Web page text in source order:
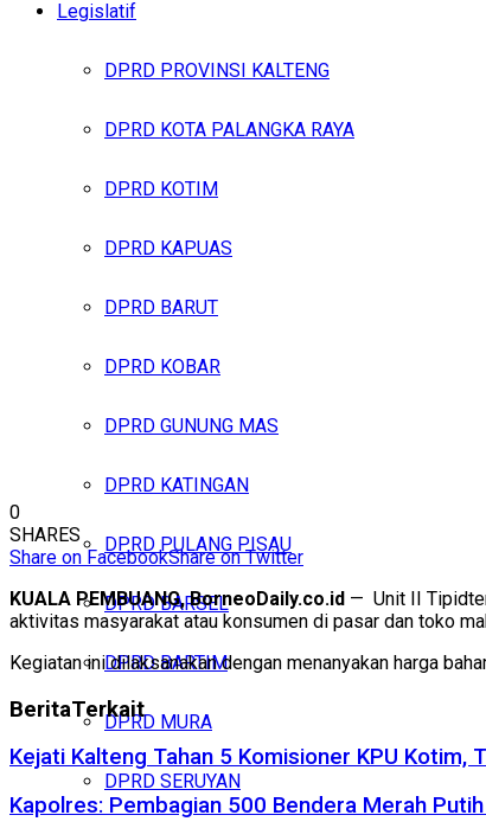
Legislatif
DPRD PROVINSI KALTENG
DPRD KOTA PALANGKA RAYA
DPRD KOTIM
DPRD KAPUAS
DPRD BARUT
DPRD KOBAR
DPRD GUNUNG MAS
DPRD KATINGAN
DPRD PULANG PISAU
DPRD BARSEL
DPRD BARTIM
DPRD MURA
DPRD SERUYAN
0
SHARES
Share on FacebookShare on Twitter
KUALA PEMBUANG, BorneoDaily.co.id — Unit II
aktivitas masyarakat atau konsumen di pasar dan toko
Kegiatan ini dilaksanakan dengan menanyakan harga
BeritaTerkait
Kejati Kalteng Tahan 5 Komisioner KPU Kotim,
Kapolres: Pembagian 500 Bendera Merah